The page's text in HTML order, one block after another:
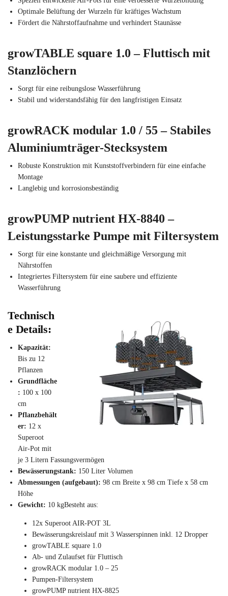
Optimale Belüftung der Wurzeln für kräftiges Wachstum
Fördert die Nährstoffaufnahme und verhindert Staunässe
growTABLE square 1.0 – Fluttisch mit
Stanzlöchern
Sorgt für eine reibungslose Wasserführung
Stabil und widerstandsfähig für den langfristigen Einsatz
growRACK modular 1.0 / 55 – Stabiles
Aluminiumträger-Stecksystem
Robuste Konstruktion mit Kunststoffverbindern für eine einfache
Montage
Langlebig und korrosionsbeständig
growPUMP nutrient HX-8840 –
Leistungsstarke Pumpe mit Filtersystem
Sorgt für eine konstante und gleichmäßige Versorgung mit
Nährstoffen
Integriertes Filtersystem für eine saubere und effiziente
Wasserführung
Technisch
e Details:
Kapazität:
Bis zu 12
Pflanzen
Grundfläche
: 100 x 100
cm
Pflanzbehält
er: 12 x
Superoot
Air-Pot mit
je 3 Litern Fassungsvermögen
Bewässerungstank: 150 Liter Volumen
Abmessungen (aufgebaut): 98 cm Breite x 98 cm Tiefe x 58 cm
Höhe
Gewicht: 10 kgBesteht aus:
12x Superoot AIR-POT 3L
Bewässerungskreislauf mit 3 Wasserspinnen inkl. 12 Dropper
growTABLE square 1.0
Ab- und Zulaufset für Fluttisch
growRACK modular 1.0 – 25
Pumpen-Filtersystem
growPUMP nutrient HX-8825